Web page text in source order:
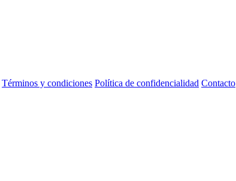
Términos y condiciones Política de confidencialidad Contacto